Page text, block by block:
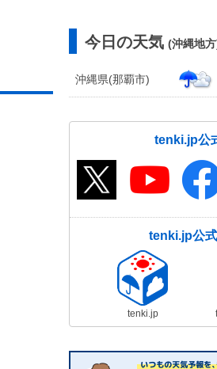
今日の天気 (沖縄地
沖縄県(那覇市)
tenki.jp公
tenki.jp公
tenki.jp